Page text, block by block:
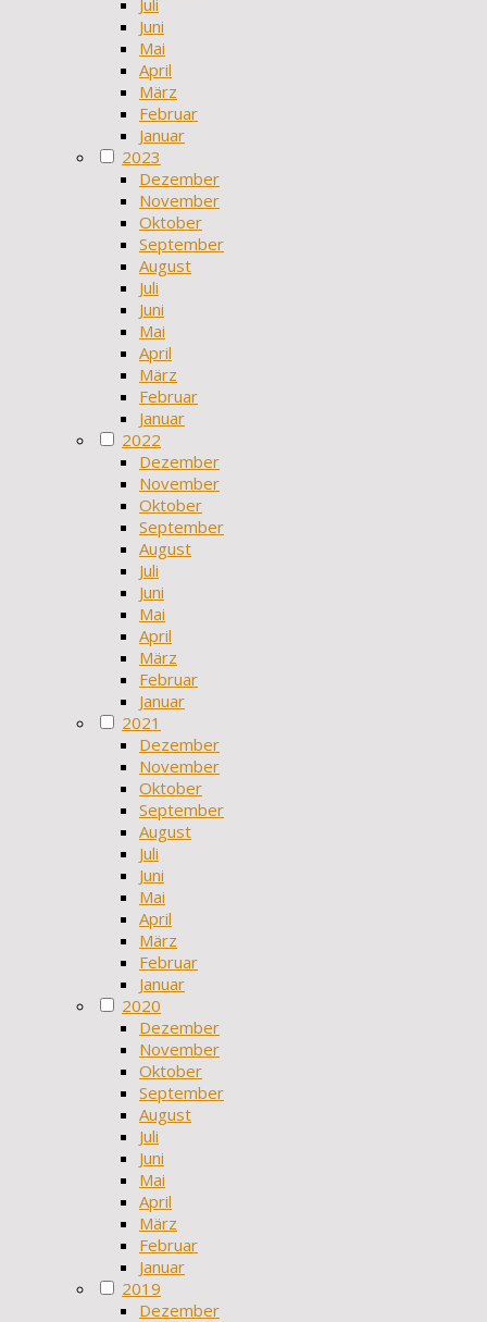
Juli
Juni
Mai
April
März
Februar
Januar
2023
Dezember
November
Oktober
September
August
Juli
Juni
Mai
April
März
Februar
Januar
2022
Dezember
November
Oktober
September
August
Juli
Juni
Mai
April
März
Februar
Januar
2021
Dezember
November
Oktober
September
August
Juli
Juni
Mai
April
März
Februar
Januar
2020
Dezember
November
Oktober
September
August
Juli
Juni
Mai
April
März
Februar
Januar
2019
Dezember